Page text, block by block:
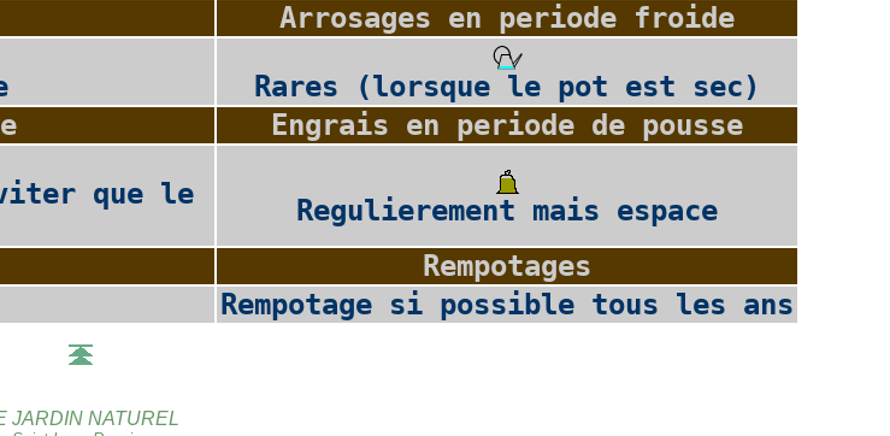
Arrosages en periode froide
Rares (lorsque le pot est sec)
Engrais en periode de pousse
que le
Regulierement mais espace
Rempotages
Rempotage si possible tous les ans
JARDIN NATUREL